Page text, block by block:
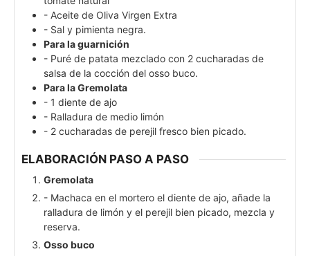
- Aceite de Oliva Virgen Extra
- Sal y pimienta negra.
Para la guarnición
- Puré de patata mezclado con 2 cucharadas de
salsa de la cocción del osso buco.
Para la Gremolata
- 1 diente de ajo
- Ralladura de medio limón
- 2 cucharadas de perejil fresco bien picado.
ELABORACIÓN PASO A PASO
Gremolata
- Machaca en el mortero el diente de ajo, añade la
ralladura de limón y el perejil bien picado, mezcla y
reserva.
Osso buco